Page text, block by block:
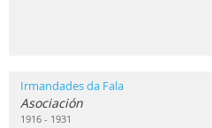
Irmandades da Fala
Asociación
1916 - 1931